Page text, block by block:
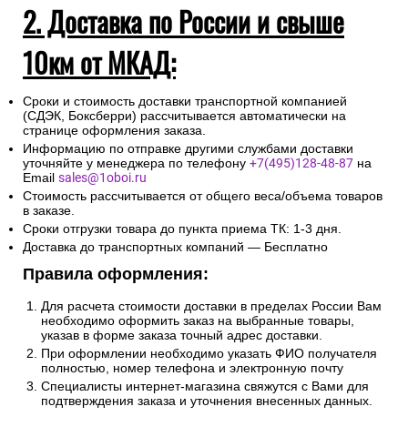
2. Доставка по России и свыше
10км от МКАД:
Сроки и стоимость доставки транспортной компанией
(СДЭК, Боксберри) рассчитывается автоматически на
странице оформления заказа.
Информацию по отправке другими службами доставки
уточняйте у менеджера по телефону +7(495)128-48-87 на
Email sales@1oboi.ru
Стоимость рассчитывается от общего веса/объема товаров
в заказе.
Сроки отгрузки товара до пункта приема ТК: 1-3 дня.
Доставка до транспортных компаний — Бесплатно
Правила оформления:
Для расчета стоимости доставки в пределах России Вам
необходимо оформить заказ на выбранные товары,
указав в форме заказа точный адрес доставки.
При оформлении необходимо указать ФИО получателя
полностью, номер телефона и электронную почту
Специалисты интернет-магазина свяжутся с Вами для
подтверждения заказа и уточнения внесенных данных.